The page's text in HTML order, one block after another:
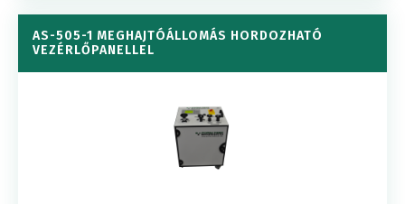
AS-505-1 MEGHAJTÓÁLLOMÁS HORDOZHATÓ
VEZÉRLŐPANELLEL